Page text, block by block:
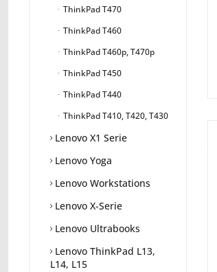
ThinkPad T470
ThinkPad T460
ThinkPad T460p, T470p
ThinkPad T450
ThinkPad T440
ThinkPad T410, T420, T430
Lenovo X1 Serie
Lenovo Yoga
Lenovo Workstations
Lenovo X-Serie
Lenovo Ultrabooks
Lenovo ThinkPad L13,
L14, L15